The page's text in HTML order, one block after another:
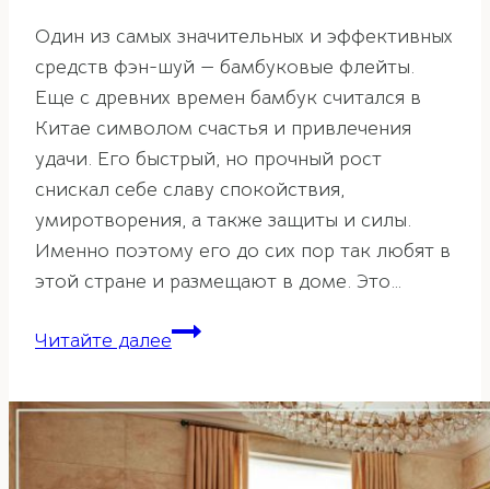
Один из самых значительных и эффективных
средств фэн-шуй — бамбуковые флейты.
Еще с древних времен бамбук считался в
Китае символом счастья и привлечения
удачи. Его быстрый, но прочный рост
снискал себе славу спокойствия,
умиротворения, а также защиты и силы.
Именно поэтому его до сих пор так любят в
этой стране и размещают в доме. Это…
Читайте далееБамбуковые
фэн-
шуй